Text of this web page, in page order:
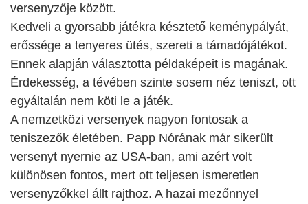
versenyzője között.
Kedveli a gyorsabb játékra késztető keménypályát,
erőssége a tenyeres ütés, szereti a támadójátékot.
Ennek alapján választotta példaképeit is magának.
Érdekesség, a tévében szinte sosem néz teniszt, ott
egyáltalán nem köti le a játék.
A nemzetközi versenyek nagyon fontosak a
teniszezők életében. Papp Nórának már sikerült
versenyt nyernie az USA-ban, ami azért volt
különösen fontos, mert ott teljesen ismeretlen
versenyzőkkel állt rajthoz. A hazai mezőnnyel